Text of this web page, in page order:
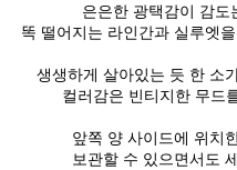
은은한 광택감이 감도
똑 떨어지는 라인간과 실루엣
생생하게 살아있는 듯 한 소
컬러감은 빈티지한 무드
앞쪽 양 사이드에 위치
보관할 수 있으면서도